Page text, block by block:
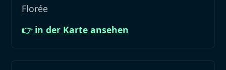
Florée
👉 in der Karte ansehen